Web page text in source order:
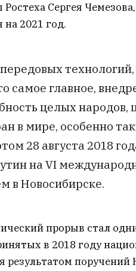
Сергея
на 2021 год.
передовых
самое главное,
целых народов,
в мире, особенно
28 августа 2018
на VI
в Новосибирске.
прорыв стал
в 2018 году
результатом